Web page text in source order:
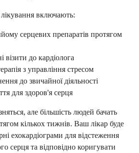
лікування включають:
серцевих препаратів протягом
візити до кардіолога
з управління стресом
до звичайної діяльності
для здоров'я серця
але більшість людей бачать
кількох тижнів. Ваш лікар буде
ехокардіограми для відстеження
серця та відповідно коригувати